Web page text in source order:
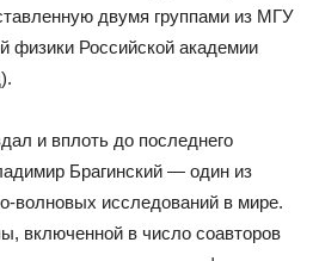
двумя группами из МГУ
физики Российской академии
и вплоть до последнего
Брагинский — один из
волновых исследований в мире.
включенной в число соавторов